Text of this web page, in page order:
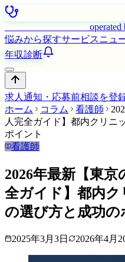
悩みから探すサービスニュ
年収診断
求人通知・応募前相談を登
ホーム
コラム 看護師
人完全ガイド】都内クリニ
ポイント
看護師
2026年最新【東
全ガイド】都内
の選び方と成功の
2025年3月3日 2026年4月